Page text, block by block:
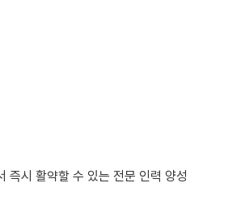
즉시 활약할 수 있는 전문 인력 양성